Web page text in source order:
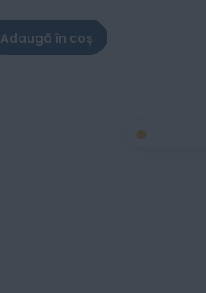
Adaugă în coș